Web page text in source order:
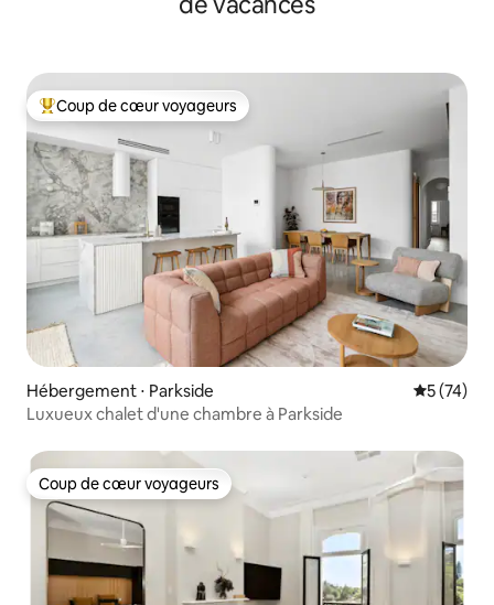
Coups de cœur voyageurs les plus appréciés
Coup de cœur voyageurs
Hébergement ⋅ Parkside
5 (74)
Luxueux chalet d'une chambre à Parkside
Coup de cœur voyageurs
Coup de cœur voyageurs